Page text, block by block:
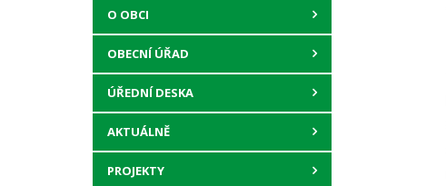
O OBCI
OBECNÍ ÚŘAD
ÚŘEDNÍ DESKA
AKTUÁLNĚ
PROJEKTY